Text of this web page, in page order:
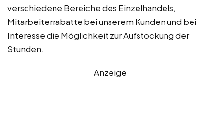
verschiedene Bereiche des Einzelhandels,
Mitarbeiterrabatte bei unserem Kunden und bei
Interesse die Möglichkeit zur Aufstockung der
Stunden.
Anzeige